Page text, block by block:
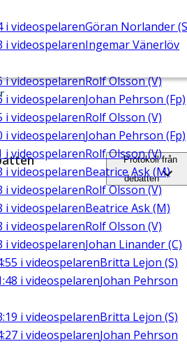
i videospelarenGöran Norlander
i videospelarenIngemar Vänerlöv
i videospelarenRolf Olsson (V)
i videospelarenJohan Pehrson (Fp)
i videospelarenRolf Olsson (V)
i videospelarenJohan Pehrson (Fp)
i videospelarenRolf Olsson (V)
i videospelarenBeatrice Ask (M)
i videospelarenRolf Olsson (V)
i videospelarenBeatrice Ask (M)
i videospelarenRolf Olsson (V)
i videospelarenJohan Linander (C)
i videospelarenBritta Lejon (S)
i videospelarenJohan Pehrson
i videospelarenBritta Lejon (S)
i videospelarenJohan Pehrson
Protokoll från
debatten